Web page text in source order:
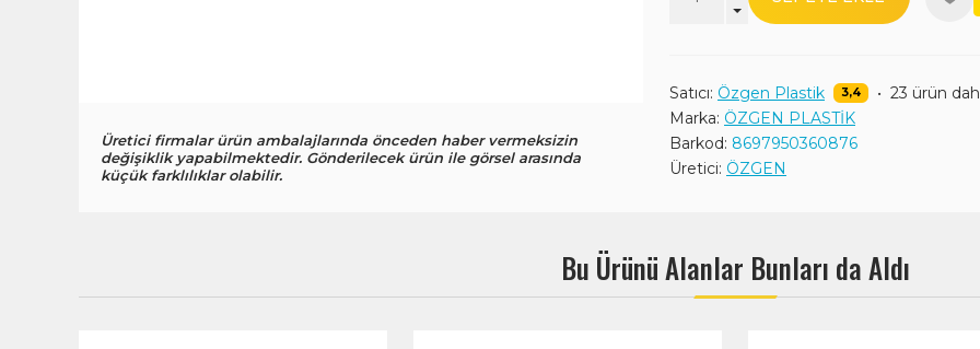
Üretici firmalar ürün ambalajlarında önceden haber vermeksizin
değişiklik yapabilmektedir. Gönderilecek ürün ile görsel arasında
küçük farklılıklar olabilir.
Satıcı: Özgen Plastik 3,4 • 23 ürün
Marka: ÖZGEN PLASTİK
Barkod: 8697950360876
Üretici: ÖZGEN
Bu Ürünü Alanlar Bunları da Aldı